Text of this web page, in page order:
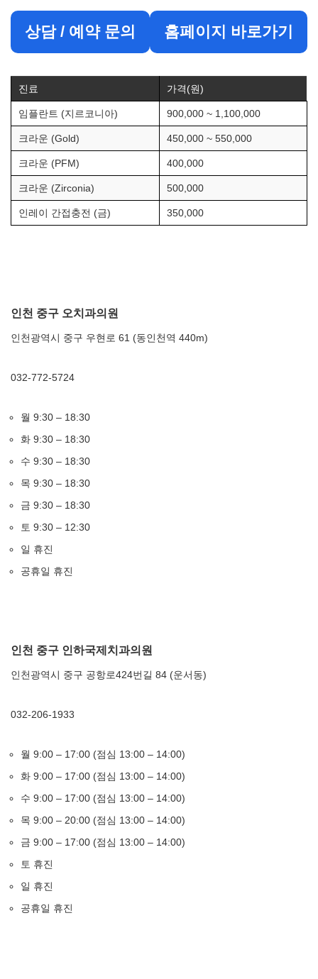
상담 / 예약 문의 홈페이지 바로가기
진료 가격(원)
임플란트 (지르코니아) 900,000 ~ 1,100,000
크라운 (Gold) 450,000 ~ 550,000
크라운 (PFM) 400,000
크라운 (Zirconia) 500,000
인레이 간접충전 (금) 350,000
인천 중구 오치과의원
인천광역시 중구 우현로 61 (동인천역 440m)
032-772-5724
월 9:30 – 18:30
화 9:30 – 18:30
수 9:30 – 18:30
목 9:30 – 18:30
금 9:30 – 18:30
토 9:30 – 12:30
일 휴진
공휴일 휴진
인천 중구 인하국제치과의원
인천광역시 중구 공항로424번길 84 (운서동)
032-206-1933
월 9:00 – 17:00 (점심 13:00 – 14:00)
화 9:00 – 17:00 (점심 13:00 – 14:00)
수 9:00 – 17:00 (점심 13:00 – 14:00)
목 9:00 – 20:00 (점심 13:00 – 14:00)
금 9:00 – 17:00 (점심 13:00 – 14:00)
토 휴진
일 휴진
공휴일 휴진